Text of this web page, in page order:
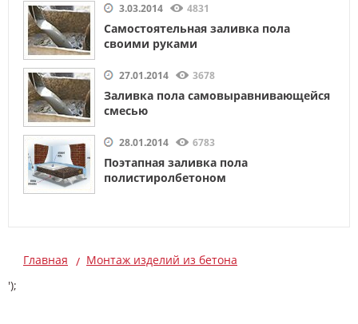
3.03.2014 4831
Самостоятельная заливка пола
своими руками
27.01.2014 3678
Заливка пола самовыравнивающейся
смесью
28.01.2014 6783
Поэтапная заливка пола
полистиролбетоном
Главная
Монтаж изделий из бетона
');